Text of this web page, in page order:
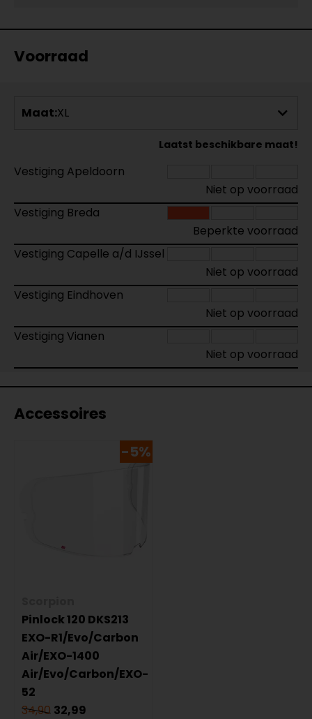
Voorraad
Maat:XL
Laatst beschikbare maat!
Vestiging Apeldoorn
Niet op voorraad
Vestiging Breda
Beperkte voorraad
Vestiging Capelle a/d IJssel
Niet op voorraad
Vestiging Eindhoven
Niet op voorraad
Vestiging Vianen
Niet op voorraad
Accessoires
-5%
Pinlock 120 DKS213
EXO-R1/Evo/Carbon
Air/EXO-1400
Air/Evo/Carbon/EXO-
52
34,90 32,99